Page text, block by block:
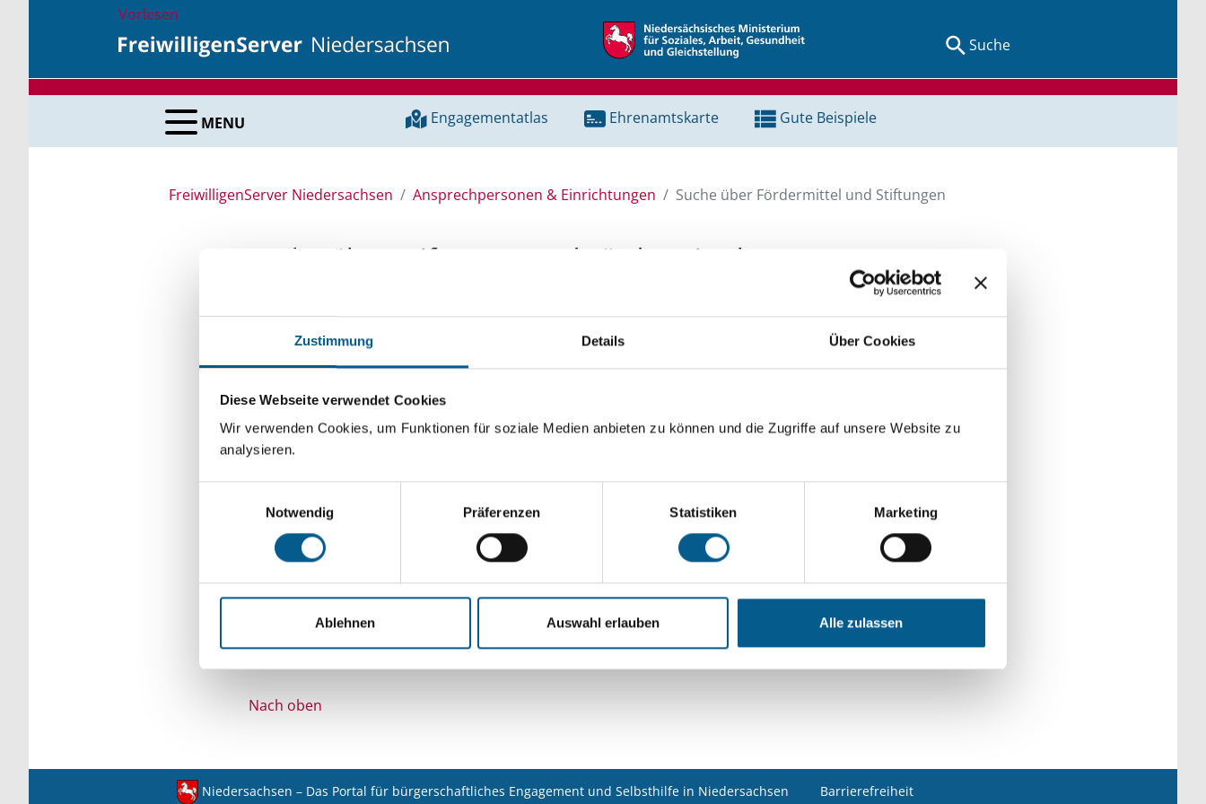
Zustimmung Details Über Cookies
Diese Webseite verwendet Cookies
Wir verwenden Cookies, um Funktionen für soziale Medien anbieten zu können und die Zugriffe auf unsere Website zu
analysieren.
Notwendig
Präferenzen Statistiken Marketing
Ablehnen Auswahl erlauben Alle zulassen
Vorlesen
Suche
MENU Engagementatlas Ehrenamtskarte Gute Beispiele
FreiwilligenServer Niedersachsen Ansprechpersonen & Einrichtungen Suche über Fördermittel und Stiftungen
Suche über Stiftungen und Fördermittel
Sie suchen finanzielle Unterstützung für ein Projekt oder ein Vorhaben? Hier können Sie direkt über
unsere Fördermitteldatenbank und Stiftungsdatenbank recherchieren. Bei der Suche bitte die Groß- und
Kleinschreibung beachten.
Bitte Suchbegriff eingeben. Ergebnisse können durch die Wahl von Bereichen oder Kategorien
verfeinert werden.
Suchen
Aktive Filter:
Themen: Heimatpflege Alle Filter entfernen
Nach oben
Niedersachsen – Das Portal für bürgerschaftliches Engagement und Selbsthilfe in Niedersachsen Barrierefreiheit